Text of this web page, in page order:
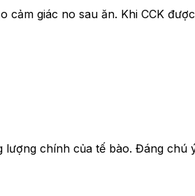
giác no sau ăn. Khi CCK
chính của tế bào. Đáng chú